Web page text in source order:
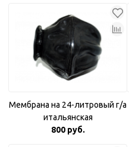
Мембрана на 24-литровый г/а
итальянская
800 руб.